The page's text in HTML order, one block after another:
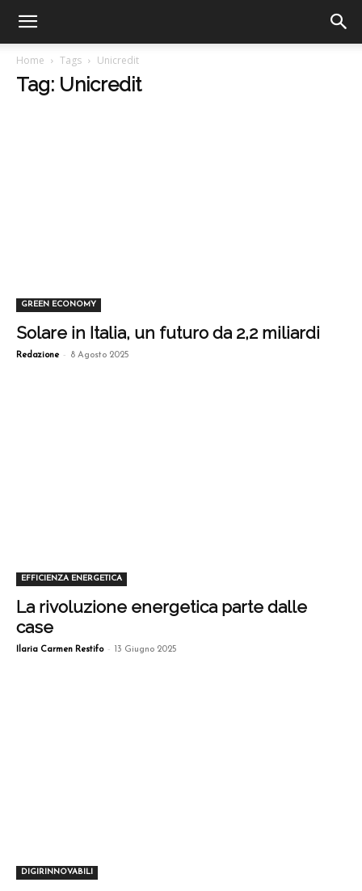
Home Tags Unicredit
Tag: Unicredit
GREEN ECONOMY
Solare in Italia, un futuro da 2,2 miliardi
Redazione - 8 Agosto 2025
EFFICIENZA ENERGETICA
La rivoluzione energetica parte dalle
case
Ilaria Carmen Restifo - 13 Giugno 2025
DIGIRINNOVABILI